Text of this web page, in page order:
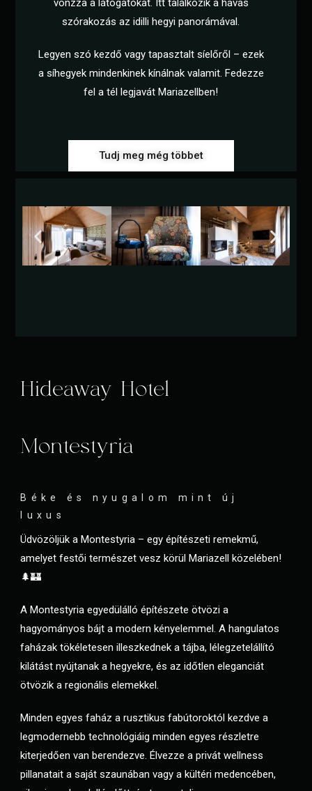
vonzza a látogatókat. Itt találkozik a havas
szórakozás az idilli hegyi panorámával.
Legyen szó kezdő vagy tapasztalt síelőről – ezek
a síhegyek mindenkinek kínálnak valamit. Fedezze
fel a tél legjavát Mariazellben!
Tudj meg még többet
Hideaway Hotel
Montestyria
Béke és nyugalom mint új
luxus
Üdvözöljük a Montestyria – egy építészeti remekmű,
amelyet festői természet vesz körül Mariazell közelében!
🌲🏰
A Montestyria egyedülálló építészete ötvözi a
hagyományos bájt a modern kényelemmel. A hangulatos
faházak tökéletesen illeszkednek a tájba, lélegzetelállító
kilátást nyújtanak a hegyekre, és az időtlen eleganciát
ötvözik a regionális elemekkel.
Minden egyes faház a rusztikus fabútoroktól kezdve a
legmodernebb technológiáig minden egyes részletre
kiterjedően van berendezve. Élvezze a privát wellness
pillanatait a saját szaunában vagy a kültéri medencében,